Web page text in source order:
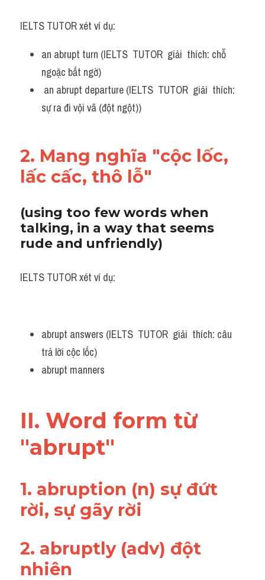
IELTS TUTOR xét ví dụ:
an abrupt turn (IELTS  TUTOR  giải  thích: chỗ
ngoặc bất ngờ)
an abrupt departure (IELTS  TUTOR  giải  thích:
sự ra đi vội vã (đột ngột))
2. Mang nghĩa "cộc lốc,
lấc cấc, thô lỗ"
(using too few words when
talking, in a way that seems
rude and unfriendly)
IELTS TUTOR xét ví dụ:
abrupt answers (IELTS  TUTOR  giải  thích: câu
trả lời cộc lốc)
abrupt manners
II. Word form từ
"abrupt"
1. abruption (n) sự đứt
rời, sự gãy rời
2. abruptly (adv) đột
nhiên